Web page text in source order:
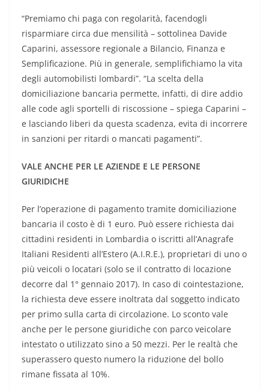
“Premiamo chi paga con regolarità, facendogli
risparmiare circa due mensilità – sottolinea Davide
Caparini, assessore regionale a Bilancio, Finanza e
Semplificazione. Più in generale, semplifichiamo la vita
degli automobilisti lombardi”. “La scelta della
domiciliazione bancaria permette, infatti, di dire addio
alle code agli sportelli di riscossione – spiega Caparini –
e lasciando liberi da questa scadenza, evita di incorrere
in sanzioni per ritardi o mancati pagamenti”.
VALE ANCHE PER LE AZIENDE E LE PERSONE
GIURIDICHE
Per l’operazione di pagamento tramite domiciliazione
bancaria il costo è di 1 euro. Può essere richiesta dai
cittadini residenti in Lombardia o iscritti all’Anagrafe
Italiani Residenti all’Estero (A.I.R.E.), proprietari di uno o
più veicoli o locatari (solo se il contratto di locazione
decorre dal 1° gennaio 2017). In caso di cointestazione,
la richiesta deve essere inoltrata dal soggetto indicato
per primo sulla carta di circolazione. Lo sconto vale
anche per le persone giuridiche con parco veicolare
intestato o utilizzato sino a 50 mezzi. Per le realtà che
superassero questo numero la riduzione del bollo
rimane fissata al 10%.